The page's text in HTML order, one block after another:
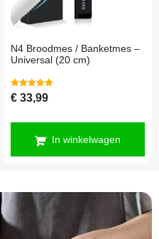
N4 Broodmes / Banketmes –
Universal (20 cm)
Gewaardeerd
5.00
€ 33,99
In winkelwagen